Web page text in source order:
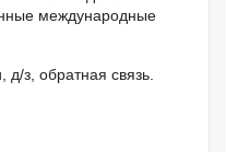
международные
д/з, обратная связь.